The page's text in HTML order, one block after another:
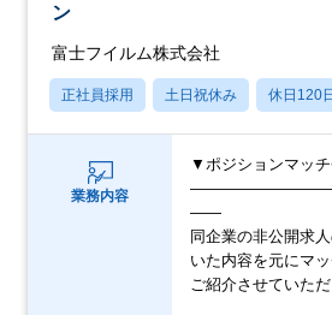
ン
富士フイルム株式会社
正社員採用 土日祝休み 休日120
業務内容
▼ポジションマッ
――
同企業の非公開求
いた内容を元にマ
ご紹介させていた